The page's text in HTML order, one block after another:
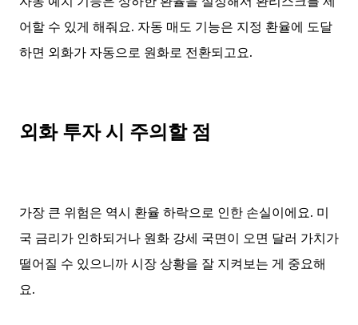
어할 수 있게 해줘요. 자동 매도 기능은 지정 환율에 도달
하면 외화가 자동으로 원화로 전환되고요.
외화 투자 시 주의할 점
가장 큰 위험은 역시 환율 하락으로 인한 손실이에요. 미
국 금리가 인하되거나 원화 강세 국면이 오면 달러 가치가
떨어질 수 있으니까 시장 상황을 잘 지켜보는 게 중요해
요.